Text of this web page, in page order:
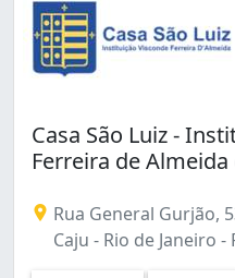
Bangu (1)
Barra da Tijuca (1)
Botafogo (4)
Caju (1)
Campinho (1)
Centro (1)
Freguesia
Casa São Luiz -
Ferreira de Almeida
Rua General Gurjão,
Caju - Rio de Janeiro -